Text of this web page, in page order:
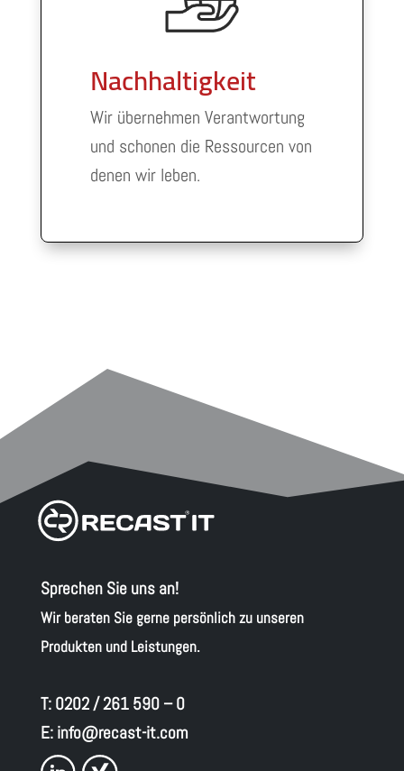
Nachhaltigkeit
Wir übernehmen Verantwortung
und schonen die Ressourcen von
denen wir leben.
Sprechen Sie uns an!
Wir beraten Sie gerne persönlich zu unseren
Produkten und Leistungen.
T: 0202 / 261 590 – 0
E: info@recast-it.com